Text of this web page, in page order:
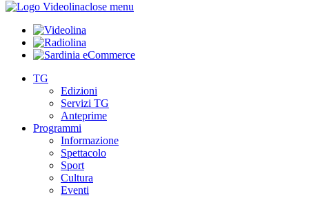
close menu
TG
Edizioni
Servizi TG
Anteprime
Programmi
Informazione
Spettacolo
Sport
Cultura
Eventi